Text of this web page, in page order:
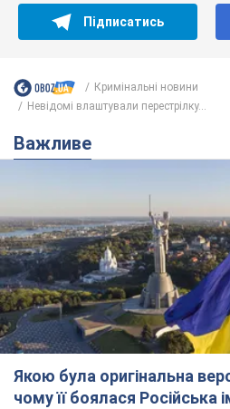
Підписатись
Кримінальні новини
Невідомі влаштували перестрілку...
Важливе
Якою була оригінальна
чому її боялася Російська